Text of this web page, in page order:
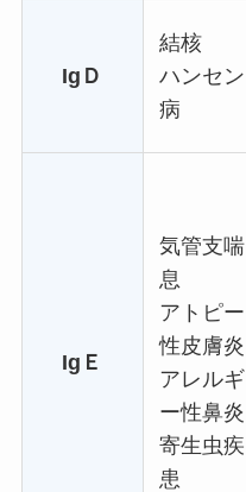
IgＤ
結核
ハンセン
病
IgＥ
気管支喘
息
アトピー
性皮膚炎
アレルギ
ー性鼻炎
寄生虫疾
患